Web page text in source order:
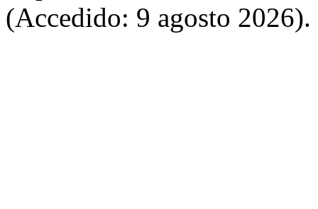
(Accedido: 9 agosto 2026).